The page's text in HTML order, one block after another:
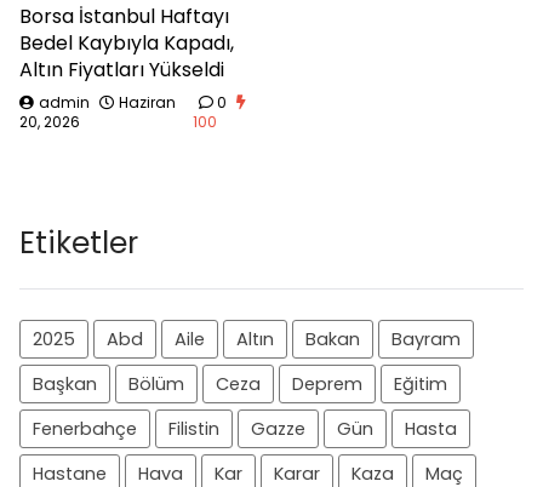
Borsa İstanbul Haftayı
Bedel Kaybıyla Kapadı,
Altın Fiyatları Yükseldi
admin
Haziran
20, 2026
0
100
Etiketler
2025 Abd Aile Altın Bakan
Bayram
Başkan
Bölüm Ceza Deprem
Eğitim
Fenerbahçe
Filistin Gazze Gün
Hasta
Hastane
Hava Kar Karar Kaza
Maç